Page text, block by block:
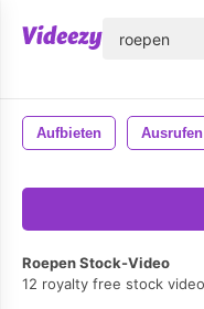
Aufbieten Ausrufen
Roepen Stock-Video
12 royalty free stock